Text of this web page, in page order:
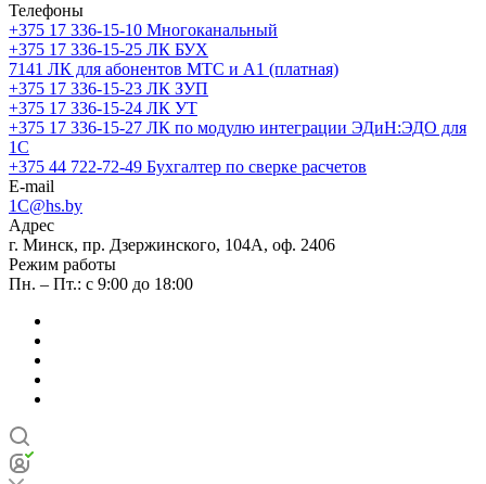
Телефоны
+375 17 336-15-10 Многоканальный
+375 17 336-15-25 ЛК БУХ
7141 ЛК для абонентов МТС и А1 (платная)
+375 17 336-15-23 ЛК ЗУП
+375 17 336-15-24 ЛК УТ
+375 17 336-15-27 ЛК по модулю интеграции ЭДиН:ЭДО для
1С
+375 44 722-72-49 Бухгалтер по сверке расчетов
E-mail
1C@hs.by
Адрес
г. Минск, пр. Дзержинского, 104А, оф. 2406
Режим работы
Пн. – Пт.: с 9:00 до 18:00